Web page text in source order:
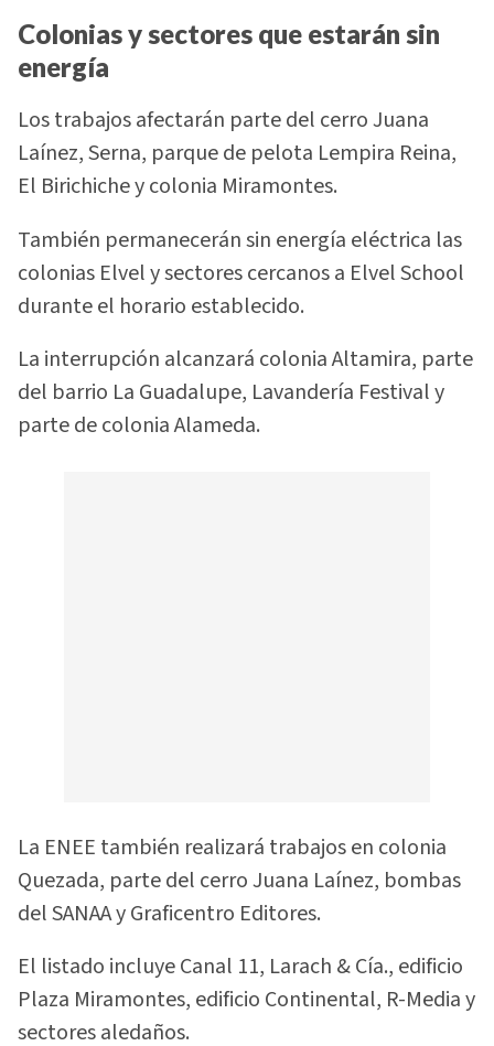
Colonias y sectores que estarán sin
energía
Los trabajos afectarán parte del cerro Juana
Laínez, Serna, parque de pelota Lempira Reina,
El Birichiche y colonia Miramontes.
También permanecerán sin energía eléctrica las
colonias Elvel y sectores cercanos a Elvel School
durante el horario establecido.
La interrupción alcanzará colonia Altamira, parte
del barrio La Guadalupe, Lavandería Festival y
parte de colonia Alameda.
La ENEE también realizará trabajos en colonia
Quezada, parte del cerro Juana Laínez, bombas
del SANAA y Graficentro Editores.
El listado incluye Canal 11, Larach & Cía., edificio
Plaza Miramontes, edificio Continental, R-Media y
sectores aledaños.